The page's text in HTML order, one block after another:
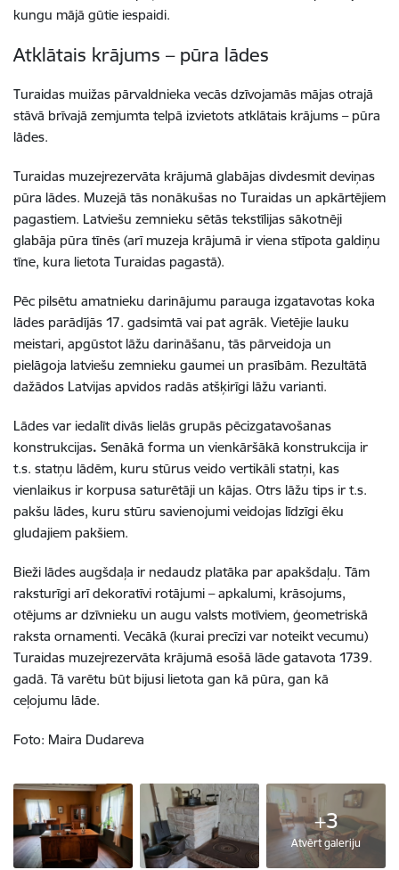
kungu mājā gūtie iespaidi.
Atklātais krājums – pūra lādes
Turaidas muižas pārvaldnieka vecās dzīvojamās mājas otrajā
stāvā brīvajā zemjumta telpā izvietots atklātais krājums – pūra
lādes.
Turaidas muzejrezervāta krājumā glabājas divdesmit deviņas
pūra lādes. Muzejā tās nonākušas no Turaidas un apkārtējiem
pagastiem. Latviešu zemnieku sētās tekstīlijas sākotnēji
glabāja pūra tīnēs (arī muzeja krājumā ir viena stīpota galdiņu
tīne, kura lietota Turaidas pagastā).
Pēc pilsētu amatnieku darinājumu parauga izgatavotas koka
lādes parādījās 17. gadsimtā vai pat agrāk. Vietējie lauku
meistari, apgūstot lāžu darināšanu, tās pārveidoja un
pielāgoja latviešu zemnieku gaumei un prasībām. Rezultātā
dažādos Latvijas apvidos radās atšķirīgi lāžu varianti.
Lādes var iedalīt divās lielās grupās pēcizgatavošanas
konstrukcijas. Senākā forma un vienkāršākā konstrukcija ir
t.s. statņu lādēm, kuru stūrus veido vertikāli statņi, kas
vienlaikus ir korpusa saturētāji un kājas. Otrs lāžu tips ir t.s.
pakšu lādes, kuru stūru savienojumi veidojas līdzīgi ēku
gludajiem pakšiem.
Bieži lādes augšdaļa ir nedaudz platāka par apakšdaļu. Tām
raksturīgi arī dekoratīvi rotājumi – apkalumi, krāsojums,
otējums ar dzīvnieku un augu valsts motīviem, ģeometriskā
raksta ornamenti. Vecākā (kurai precīzi var noteikt vecumu)
Turaidas muzejrezervāta krājumā esošā lāde gatavota 1739.
gadā. Tā varētu būt bijusi lietota gan kā pūra, gan kā
ceļojumu lāde.
Foto: Maira Dudareva
+3
Atvērt galeriju